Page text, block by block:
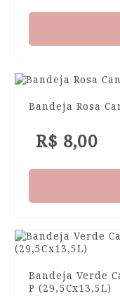
Bandeja Rosa
R$ 8,00
Bandeja Verde
P (29,5Cx13,5L)